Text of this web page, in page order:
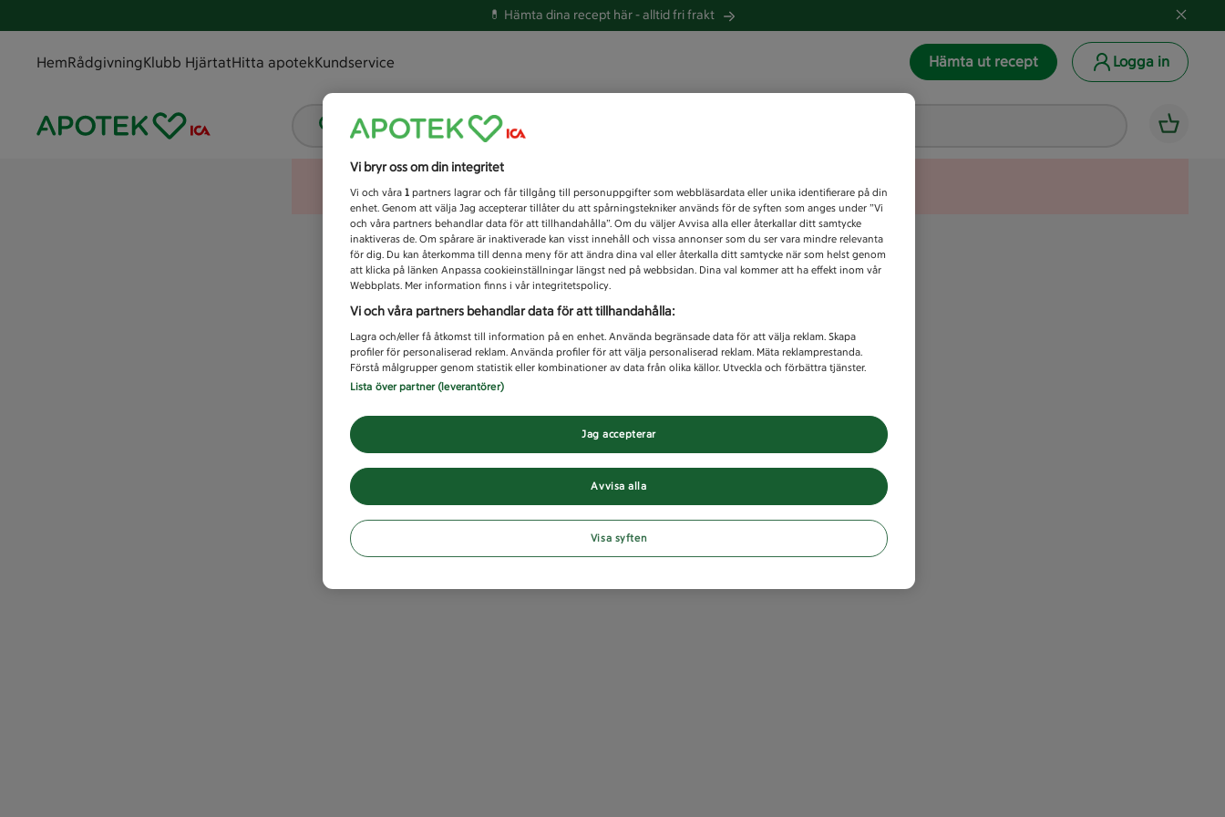
💊 Hämta dina recept här -alltid fri frakt
HemRådgivningKlubb HjärtatHitta apotekKundservice Hämta ut recept Logga in
Vad letar du efter idag?
Unknown error
Vi bryr oss om din integritet
Vi och våra 1 partners lagrar och får tillgång till personuppgifter som webbläsardata eller unika identifierare på din
enhet. Genom att välja Jag accepterar tillåter du att spårningstekniker används för de syften som anges under ”Vi
och våra partners behandlar data för att tillhandahålla”. Om du väljer Avvisa alla eller återkallar ditt samtycke
inaktiveras de. Om spårare är inaktiverade kan visst innehåll och vissa annonser som du ser vara mindre relevanta
för dig. Du kan återkomma till denna meny för att ändra dina val eller återkalla ditt samtycke när som helst genom
att klicka på länken Anpassa cookieinställningar längst ned på webbsidan. Dina val kommer att ha effekt inom vår
Webbplats. Mer information finns i vår integritetspolicy.
Vi och våra partners behandlar data för att tillhandahålla:
Lagra och/eller få åtkomst till information på en enhet. Använda begränsade data för att välja reklam. Skapa
profiler för personaliserad reklam. Använda profiler för att välja personaliserad reklam. Mäta reklamprestanda.
Förstå målgrupper genom statistik eller kombinationer av data från olika källor. Utveckla och förbättra tjänster.
Lista över partner (leverantörer)
Avvisa alla
Jag accepterar
Visa syften